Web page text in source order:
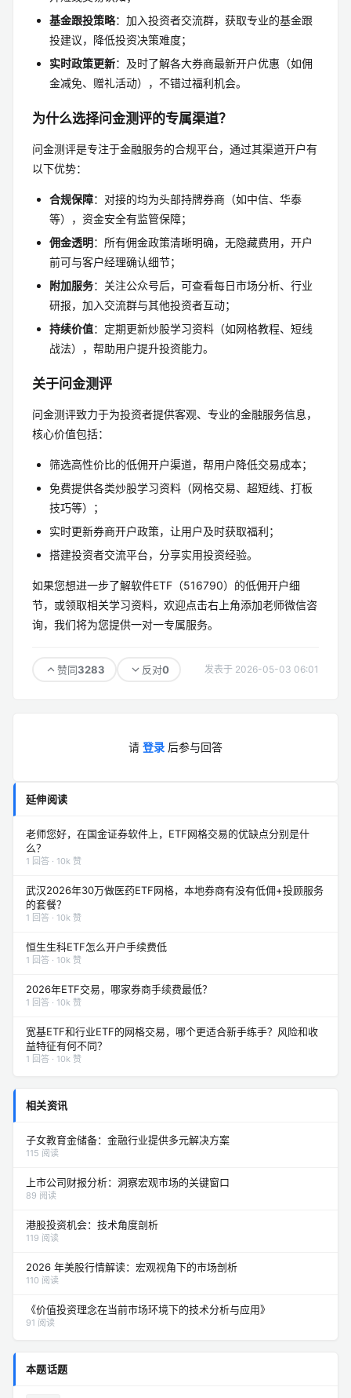
基金跟投策略：加入投资者交流群，获取专业的基金跟
投建议，降低投资决策难度；
实时政策更新：及时了解各大券商最新开户优惠（如佣
金减免、赠礼活动），不错过福利机会。
为什么选择问金测评的专属渠道？
问金测评是专注于金融服务的合规平台，通过其渠道开户有
以下优势：
合规保障：对接的均为头部持牌券商（如中信、华泰
等），资金安全有监管保障；
佣金透明：所有佣金政策清晰明确，无隐藏费用，开户
前可与客户经理确认细节；
附加服务：关注公众号后，可查看每日市场分析、行业
研报，加入交流群与其他投资者互动；
持续价值：定期更新炒股学习资料（如网格教程、短线
战法），帮助用户提升投资能力。
关于问金测评
问金测评致力于为投资者提供客观、专业的金融服务信息，
核心价值包括：
筛选高性价比的低佣开户渠道，帮用户降低交易成本；
免费提供各类炒股学习资料（网格交易、超短线、打板
技巧等）；
实时更新券商开户政策，让用户及时获取福利；
搭建投资者交流平台，分享实用投资经验。
如果您想进一步了解软件ETF（516790）的低佣开户细
节，或领取相关学习资料，欢迎点击右上角添加老师微信咨
询，我们将为您提供一对一专属服务。
赞同3283 反对0 发表于 2026-05-03 06:01
请 登录 后参与回答
延伸阅读
老师您好，在国金证券软件上，ETF网格交易的优缺点分别是什
么？
1 回答 · 10k 赞
武汉2026年30万做医药ETF网格，本地券商有没有低佣+投顾服务
的套餐？
1 回答 · 10k 赞
恒生生科ETF怎么开户手续费低
1 回答 · 10k 赞
2026年ETF交易，哪家券商手续费最低？
1 回答 · 10k 赞
宽基ETF和行业ETF的网格交易，哪个更适合新手练手？风险和收
益特征有何不同？
1 回答 · 10k 赞
相关资讯
子女教育金储备：金融行业提供多元解决方案
115 阅读
上市公司财报分析：洞察宏观市场的关键窗口
89 阅读
港股投资机会：技术角度剖析
119 阅读
2026 年美股行情解读：宏观视角下的市场剖析
110 阅读
《价值投资理念在当前市场环境下的技术分析与应用》
91 阅读
本题话题